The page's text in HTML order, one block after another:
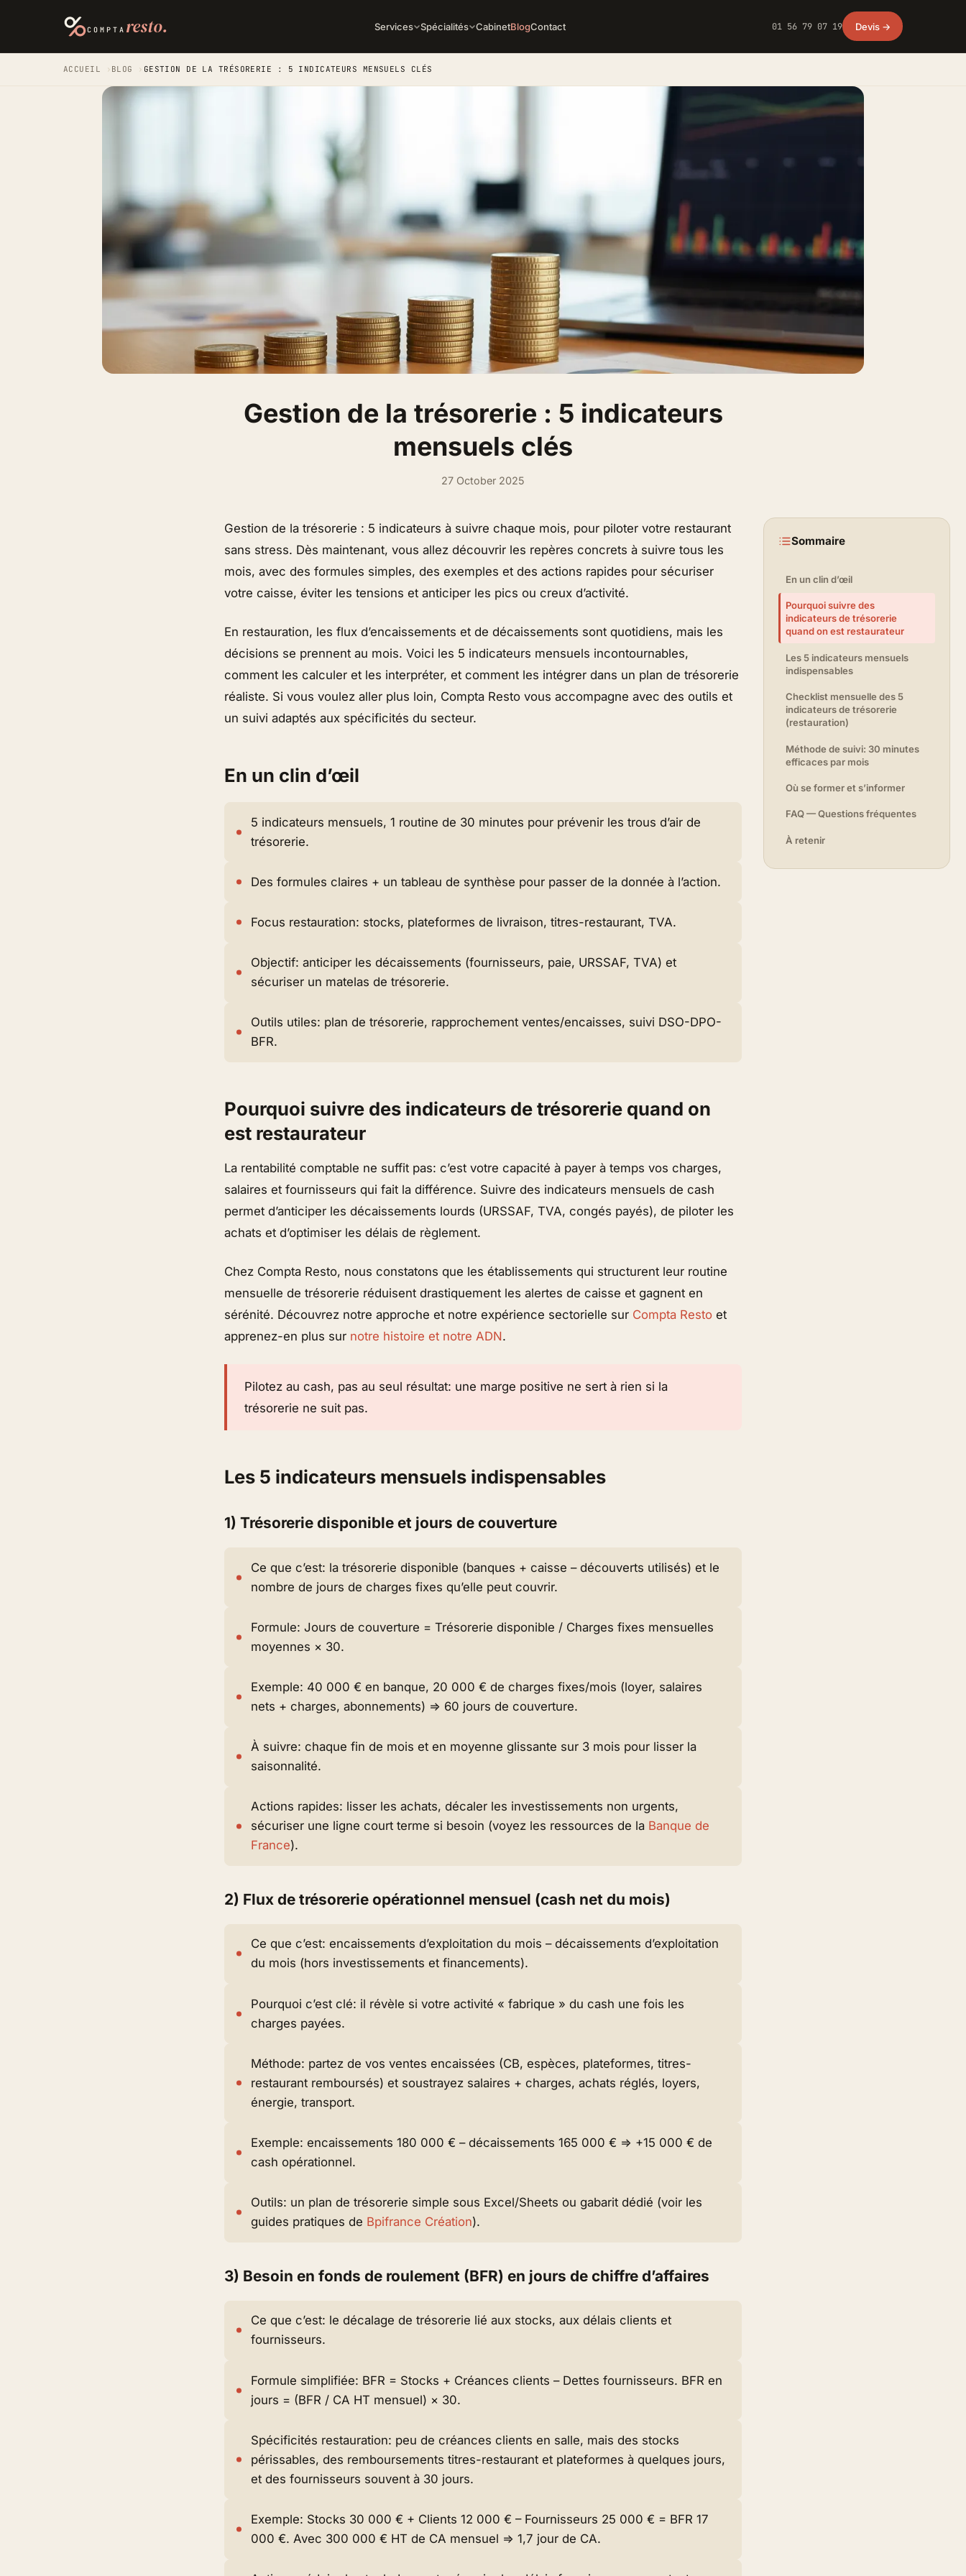
COMPTA resto. Services Spécialités CabinetBlogContact 01 56 79 07 19 Devis →
ACCUEIL › BLOG › GESTION DE LA TRÉSORERIE : 5 INDICATEURS MENSUELS CLÉS
Gestion de la trésorerie : 5 indicateurs
mensuels clés
27 October 2025
Gestion de la trésorerie : 5 indicateurs à suivre chaque mois, pour piloter votre restaurant
sans stress. Dès maintenant, vous allez découvrir les repères concrets à suivre tous les
mois, avec des formules simples, des exemples et des actions rapides pour sécuriser
votre caisse, éviter les tensions et anticiper les pics ou creux d’activité.
En restauration, les flux d’encaissements et de décaissements sont quotidiens, mais les
décisions se prennent au mois. Voici les 5 indicateurs mensuels incontournables,
comment les calculer et les interpréter, et comment les intégrer dans un plan de trésorerie
réaliste. Si vous voulez aller plus loin, Compta Resto vous accompagne avec des outils et
un suivi adaptés aux spécificités du secteur.
En un clin d’œil
5 indicateurs mensuels, 1 routine de 30 minutes pour prévenir les trous d’air de
trésorerie.
Des formules claires + un tableau de synthèse pour passer de la donnée à l’action.
Focus restauration: stocks, plateformes de livraison, titres-restaurant, TVA.
Objectif: anticiper les décaissements (fournisseurs, paie, URSSAF, TVA) et
sécuriser un matelas de trésorerie.
Outils utiles: plan de trésorerie, rapprochement ventes/encaisses, suivi DSO-DPO-
BFR.
Pourquoi suivre des indicateurs de trésorerie quand on
est restaurateur
La rentabilité comptable ne suffit pas: c’est votre capacité à payer à temps vos charges,
salaires et fournisseurs qui fait la différence. Suivre des indicateurs mensuels de cash
permet d’anticiper les décaissements lourds (URSSAF, TVA, congés payés), de piloter les
achats et d’optimiser les délais de règlement.
Chez Compta Resto, nous constatons que les établissements qui structurent leur routine
mensuelle de trésorerie réduisent drastiquement les alertes de caisse et gagnent en
sérénité. Découvrez notre approche et notre expérience sectorielle sur Compta Resto et
apprenez-en plus sur notre histoire et notre ADN.
Pilotez au cash, pas au seul résultat: une marge positive ne sert à rien si la
trésorerie ne suit pas.
Les 5 indicateurs mensuels indispensables
1) Trésorerie disponible et jours de couverture
Ce que c’est: la trésorerie disponible (banques + caisse – découverts utilisés) et le
nombre de jours de charges fixes qu’elle peut couvrir.
Formule: Jours de couverture = Trésorerie disponible / Charges fixes mensuelles
moyennes × 30.
Exemple: 40 000 € en banque, 20 000 € de charges fixes/mois (loyer, salaires
nets + charges, abonnements) ⇒ 60 jours de couverture.
À suivre: chaque fin de mois et en moyenne glissante sur 3 mois pour lisser la
saisonnalité.
Actions rapides: lisser les achats, décaler les investissements non urgents,
sécuriser une ligne court terme si besoin (voyez les ressources de la Banque de
France).
2) Flux de trésorerie opérationnel mensuel (cash net du mois)
Ce que c’est: encaissements d’exploitation du mois – décaissements d’exploitation
du mois (hors investissements et financements).
Pourquoi c’est clé: il révèle si votre activité « fabrique » du cash une fois les
charges payées.
Méthode: partez de vos ventes encaissées (CB, espèces, plateformes, titres-
restaurant remboursés) et soustrayez salaires + charges, achats réglés, loyers,
énergie, transport.
Exemple: encaissements 180 000 € – décaissements 165 000 € ⇒ +15 000 € de
cash opérationnel.
Outils: un plan de trésorerie simple sous Excel/Sheets ou gabarit dédié (voir les
guides pratiques de Bpifrance Création).
3) Besoin en fonds de roulement (BFR) en jours de chiffre d’affaires
Ce que c’est: le décalage de trésorerie lié aux stocks, aux délais clients et
fournisseurs.
Formule simplifiée: BFR = Stocks + Créances clients – Dettes fournisseurs. BFR en
jours = (BFR / CA HT mensuel) × 30.
Spécificités restauration: peu de créances clients en salle, mais des stocks
périssables, des remboursements titres-restaurant et plateformes à quelques jours,
et des fournisseurs souvent à 30 jours.
Exemple: Stocks 30 000 € + Clients 12 000 € – Fournisseurs 25 000 € = BFR 17
000 €. Avec 300 000 € HT de CA mensuel ⇒ 1,7 jour de CA.
Sommaire
En un clin d’œil
Pourquoi suivre des
indicateurs de trésorerie
quand on est restaurateur
Les 5 indicateurs mensuels
indispensables
Checklist mensuelle des 5
indicateurs de trésorerie
(restauration)
Méthode de suivi: 30 minutes
efficaces par mois
Où se former et s’informer
FAQ — Questions fréquentes
À retenir